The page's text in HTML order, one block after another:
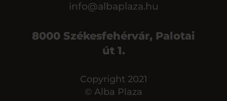
info@albaplaza.hu
8000 Székesfehérvár, Palotai
út 1.
Copyright 2021
© Alba Plaza